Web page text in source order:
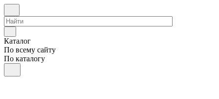
Каталог
По всему сайту
По каталогу